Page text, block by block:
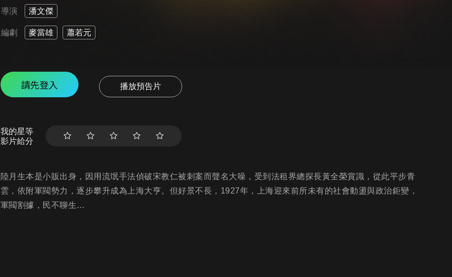
導演 潘文傑
編劇 麥當雄 蕭若元
請先登入 播放預告片
我的星等
影片給分
陸月生本是小販出身，因用流氓手法偵破宋教仁被刺案而聲名大噪，受到法租界總探長黃全榮賞識，從此平步青
雲，依附軍閥勢力，逐步攀升成為上海大亨。但好景不長，1927年，上海迎來前所未有的社會動盪與政治鉅變，
軍閥割據，民不聊生…